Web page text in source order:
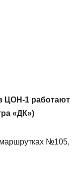
ЦОН-1 работают
«ДК»)
№105,